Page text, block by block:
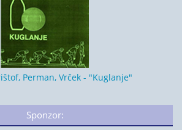
Perman, Vrček - "Kuglanje"
Sponzor: